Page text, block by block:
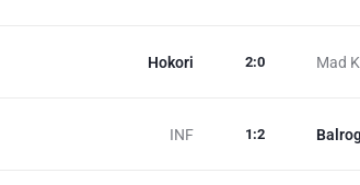
Hokori Mad
2:0
INF 1 :2